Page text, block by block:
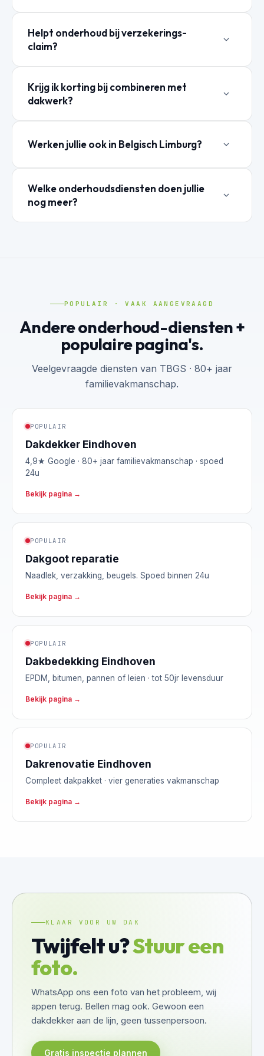
Helpt onderhoud bij verzekerings-
claim?
Krijg ik korting bij combineren met
dakwerk?
Werken jullie ook in Belgisch Limburg?
Welke onderhoudsdiensten doen jullie
nog meer?
POPULAIR · VAAK AANGEVRAAGD
Andere onderhoud-diensten +
populaire pagina's.
Veelgevraagde diensten van TBGS · 80+ jaar
familievakmanschap.
POPULAIR
Dakdekker Eindhoven
4,9★ Google · 80+ jaar familievakmanschap · spoed
24u
Bekijk pagina →
POPULAIR
Dakgoot reparatie
Naadlek, verzakking, beugels. Spoed binnen 24u
Bekijk pagina →
POPULAIR
Dakbedekking Eindhoven
EPDM, bitumen, pannen of leien · tot 50jr levensduur
Bekijk pagina →
POPULAIR
Dakrenovatie Eindhoven
Compleet dakpakket · vier generaties vakmanschap
Bekijk pagina →
KLAAR VOOR UW DAK
Twijfelt u?Stuur een
foto.
WhatsApp ons een foto van het probleem, wij
appen terug. Bellen mag ook. Gewoon een
dakdekker aan de lijn, geen tussenpersoon.
Gratis inspectie plannen